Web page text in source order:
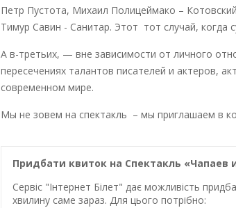
Петр Пустота, Михаил Полицеймако –
Тимур Савин - Санитар. Этот тот случай,
А в-третьих, — вне зависимости от личного
пересечениях талантов писателей и актеров,
современном мире.
Мы не зовем на спектакль – мы приглашаем в
Придбати квиток на Cпектакль «Чапаев
Сервіс "Інтернет Білет" дає можливість
хвилину саме зараз. Для цього потрібно: